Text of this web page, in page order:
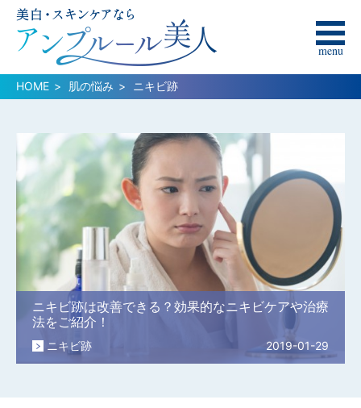
menu
HOME 肌の悩み ニキビ跡
ニキビ跡は改善できる？効果的なニキビケアや治療
法をご紹介！
2019-01-29
ニキビ跡